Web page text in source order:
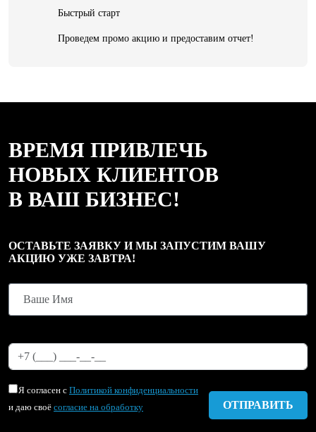
Быстрый старт
Проведем промо акцию и предоставим отчет!
ВРЕМЯ ПРИВЛЕЧЬ
НОВЫХ КЛИЕНТОВ
В ВАШ БИЗНЕС!
ОСТАВЬТЕ ЗАЯВКУ И МЫ ЗАПУСТИМ ВАШУ
АКЦИЮ УЖЕ ЗАВТРА!
Я согласен с Политикой конфиденциальности
и даю своё согласие на обработку